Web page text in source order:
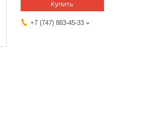
Купить
+7 (747) 883-45-33